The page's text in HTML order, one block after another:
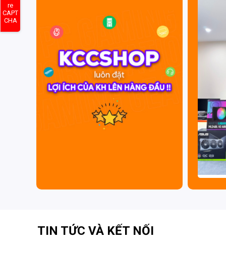
Ống dẫn nhiệt tổng hợp được tối ưu hóa
Các ống dẫn nhiệt composite trênPULSE Radeon
biệt với luồng nhiệt tối ưu, giúp tản nhiệt hiệu quả
Sapphire PULSE
re
CAPT
CHA
TIN TỨC VÀ KẾT NỐI